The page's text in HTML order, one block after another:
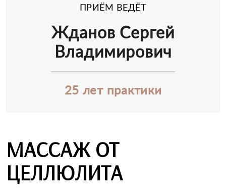
ПРИЁМ ВЕДЁТ
Жданов Сергей
Владимирович
25 лет практики
МАССАЖ ОТ
ЦЕЛЛЮЛИТА